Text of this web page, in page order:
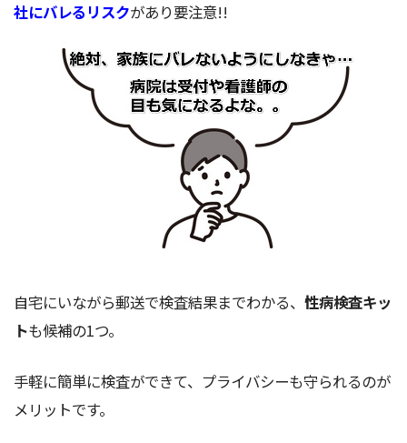
社にバレるリスクがあり要注意!!
自宅にいながら郵送で検査結果までわかる、 性病検査キッ
トも候補の1つ。
手軽に簡単に検査ができて、プライバシーも守られるのが
メリットです。